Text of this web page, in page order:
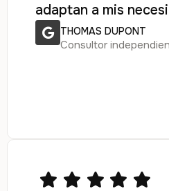
adaptan a mis
THOMAS DUPONT
Consultor